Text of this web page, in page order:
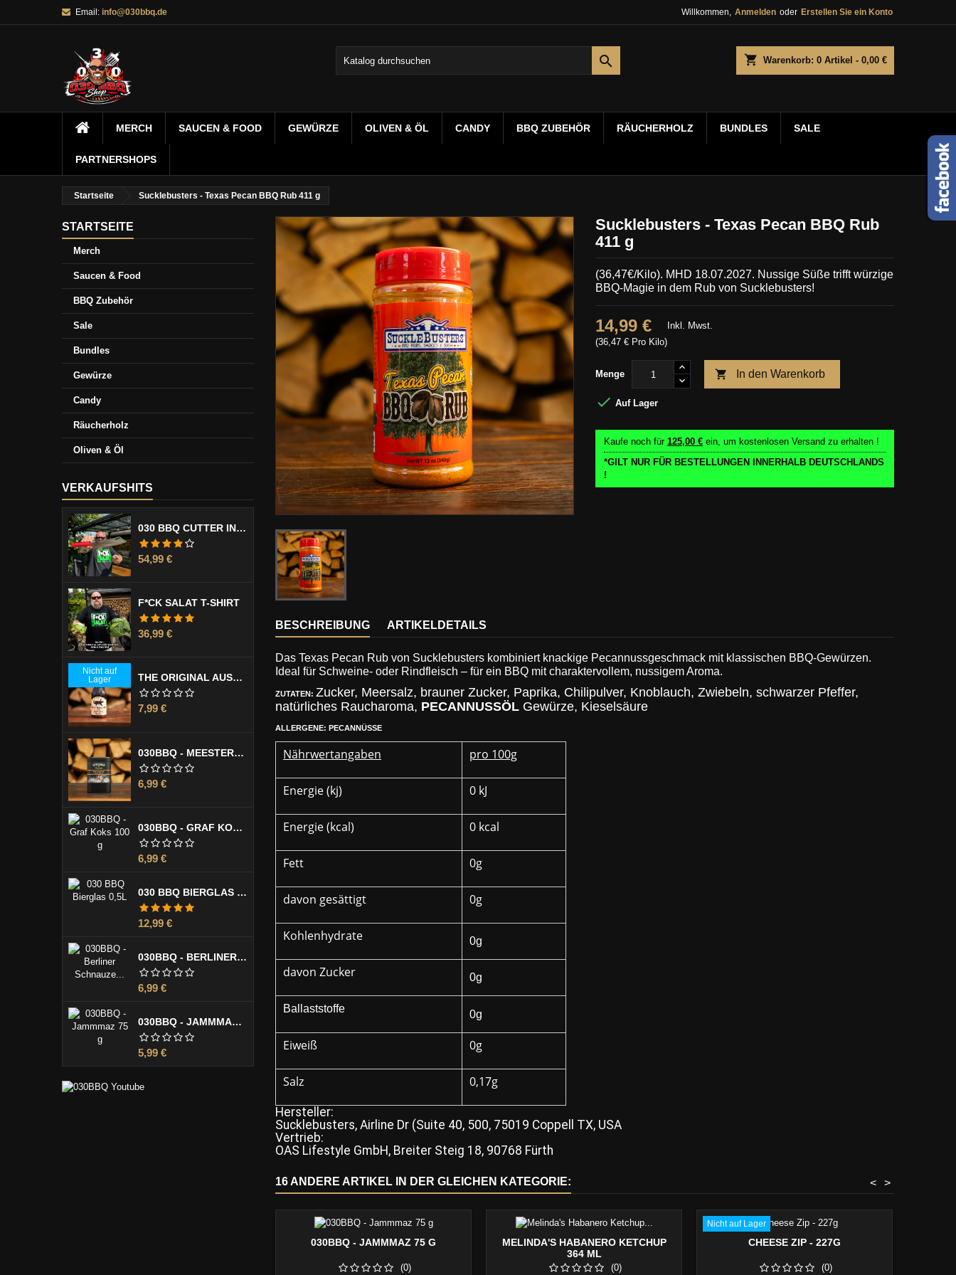
Email: info@030bbq.de Willkommen, Anmelden oder Erstellen Sie ein Konto
shopping_cart Warenkorb: 0 Artikel - 0,00 €

MERCH SAUCEN & FOOD GEWÜRZE OLIVEN & ÖL CANDY BBQ ZUBEHÖR RÄUCHERHOLZ BUNDLES SALE
PARTNERSHOPS
Startseite Sucklebusters - Texas Pecan BBQ Rub 411 g
STARTSEITE
Merch
Saucen & Food
BBQ Zubehör
Sale
Bundles
Gewürze
Candy
Räucherholz
Oliven & Öl
VERKAUFSHITS
030 BBQ CUTTER INCL. KLINGENSCHUTZ
Preis
54,99 €
F*CK SALAT T-SHIRT
Preis
36,99 €
Nicht auf
Lager
THE ORIGINAL AUSTRALIAN LUMI LUMI MARINADE 355 ML
Preis
7,99 €
030BBQ - MEESTERMISCHE 130 G
Preis
6,99 €
030BBQ - GRAF KOKS 100 G
Preis
6,99 €
030 BBQ BIERGLAS 0,5L
Preis
12,99 €
030BBQ - BERLINER SCHNAUZE 100 G
Preis
6,99 €
030BBQ - JAMMMAZ 75 G
Preis
5,99 €
Sucklebusters - Texas Pecan BBQ Rub
411 g
(36,47€/Kilo). MHD 18.07.2027. Nussige Süße trifft würzige
BBQ-Magie in dem Rub von Sucklebusters!
14,99 €
(36,47 € Pro Kilo)
Inkl. Mwst.
Menge  In den Warenkorb
 Auf Lager
Kaufe noch für 125,00 € ein, um kostenlosen Versand zu erhalten !
*GILT NUR FÜR BESTELLUNGEN INNERHALB DEUTSCHLANDS
!
BESCHREIBUNG ARTIKELDETAILS
Das Texas Pecan Rub von Sucklebusters kombiniert knackige Pecannussgeschmack mit klassischen BBQ-Gewürzen.
Ideal für Schweine- oder Rindfleisch – für ein BBQ mit charaktervollem, nussigem Aroma.
ZUTATEN: Zucker, Meersalz, brauner Zucker, Paprika, Chilipulver, Knoblauch, Zwiebeln, schwarzer Pfeffer,
natürliches Raucharoma, PECANNUSSÖL Gewürze, Kieselsäure
ALLERGENE: PECANNÜSSE
Nährwertangaben pro 100g
Energie (kj) 0 kJ
Energie (kcal) 0 kcal
Fett 0g
davon gesättigt 0g
Kohlenhydrate 0g
davon Zucker 0g
Ballaststoffe 0g
Eiweiß 0g
Salz 0,17g
Hersteller:
Sucklebusters, Airline Dr (Suite 40, 500, 75019 Coppell TX, USA
Vertrieb:
OAS Lifestyle GmbH, Breiter Steig 18, 90768 Fürth
16 ANDERE ARTIKEL IN DER GLEICHEN KATEGORIE: >
<
030BBQ - JAMMMAZ 75 G
(0)
MELINDA'S HABANERO KETCHUP
364 ML
(0)
Nicht auf Lager
CHEESE ZIP - 227G
(0)